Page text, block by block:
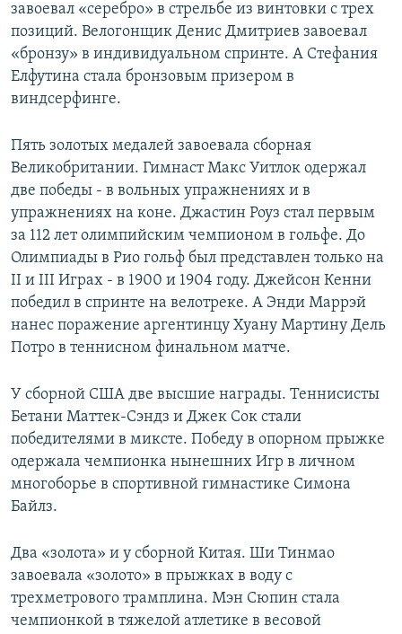
завоевал «серебро» в стрельбе из винтовки с трех
позиций. Велогонщик Денис Дмитриев завоевал
«бронзу» в индивидуальном спринте. А Стефания
Елфутина стала бронзовым призером в
виндсерфинге.
Пять золотых медалей завоевала сборная
Великобритании. Гимнаст Макс Уитлок одержал
две победы - в вольных упражнениях и в
упражнениях на коне. Джастин Роуз стал первым
за 112 лет олимпийским чемпионом в гольфе. До
Олимпиады в Рио гольф был представлен только на
II и III Играх - в 1900 и 1904 году. Джейсон Кенни
победил в спринте на велотреке. А Энди Маррэй
нанес поражение аргентинцу Хуану Мартину Дель
Потро в теннисном финальном матче.
У сборной США две высшие награды. Теннисисты
Бетани Маттек-Сэндз и Джек Сок стали
победителями в миксте. Победу в опорном прыжке
одержала чемпионка нынешних Игр в личном
многоборье в спортивной гимнастике Симона
Байлз.
Два «золота» и у сборной Китая. Ши Тинмао
завоевала «золото» в прыжках в воду с
трехметрового трамплина. Мэн Сюпин стала
чемпионкой в тяжелой атлетике в весовой